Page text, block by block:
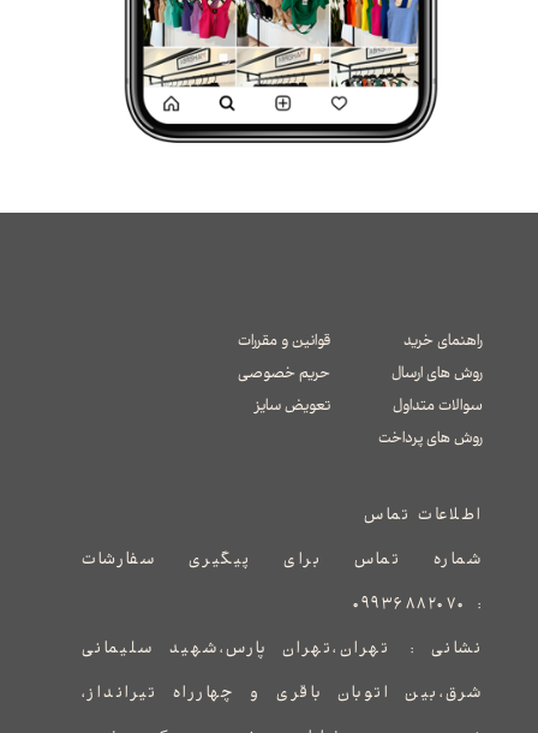
راهنمای خرید
روش های ارسال
سوالات متداول
​​​​​​​روش های پرداخت
قوانین و مقررات
حریم خصوصی
تعویض سایز
اطلاعات تماس
شماره تماس برای پیگیری سفارشات
: ۰۹۹۳۶۸۸۲۰۷۰
نشانی : ​​​​​​​​​​​​​​تهران،تهران پارس،شهید سلیمانی
شرق،بین اتوبان باقری و چهارراه تیرانداز،